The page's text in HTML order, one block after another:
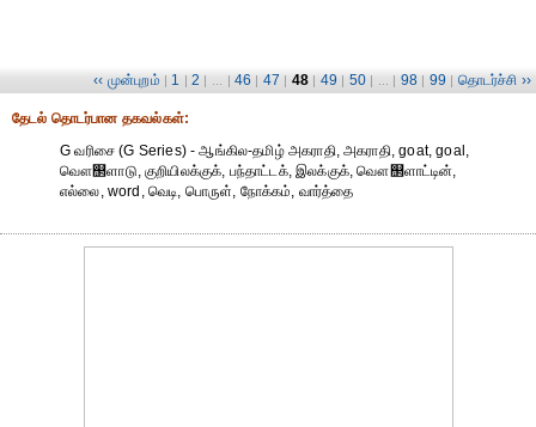
‹‹ முன்புறம் | 1 | 2 | ... | 46 | 47 | 48 | 49 | 50 | ... | 98 | 99 | தொடர்ச்சி ››
தேட‌ல் தொட‌ர்பான தகவ‌ல்க‌ள்:
G வரிசை (G Series) - ஆங்கில-தமிழ் அகராதி, அகராதி, goat, goal,
வௌ஢ளாடு, குறியிலக்குக், பந்தாட்டக், இலக்குக், வௌ஢ளாட்டின்,
எல்லை, word, வெடி, பொருள், நோக்கம், வார்த்தை